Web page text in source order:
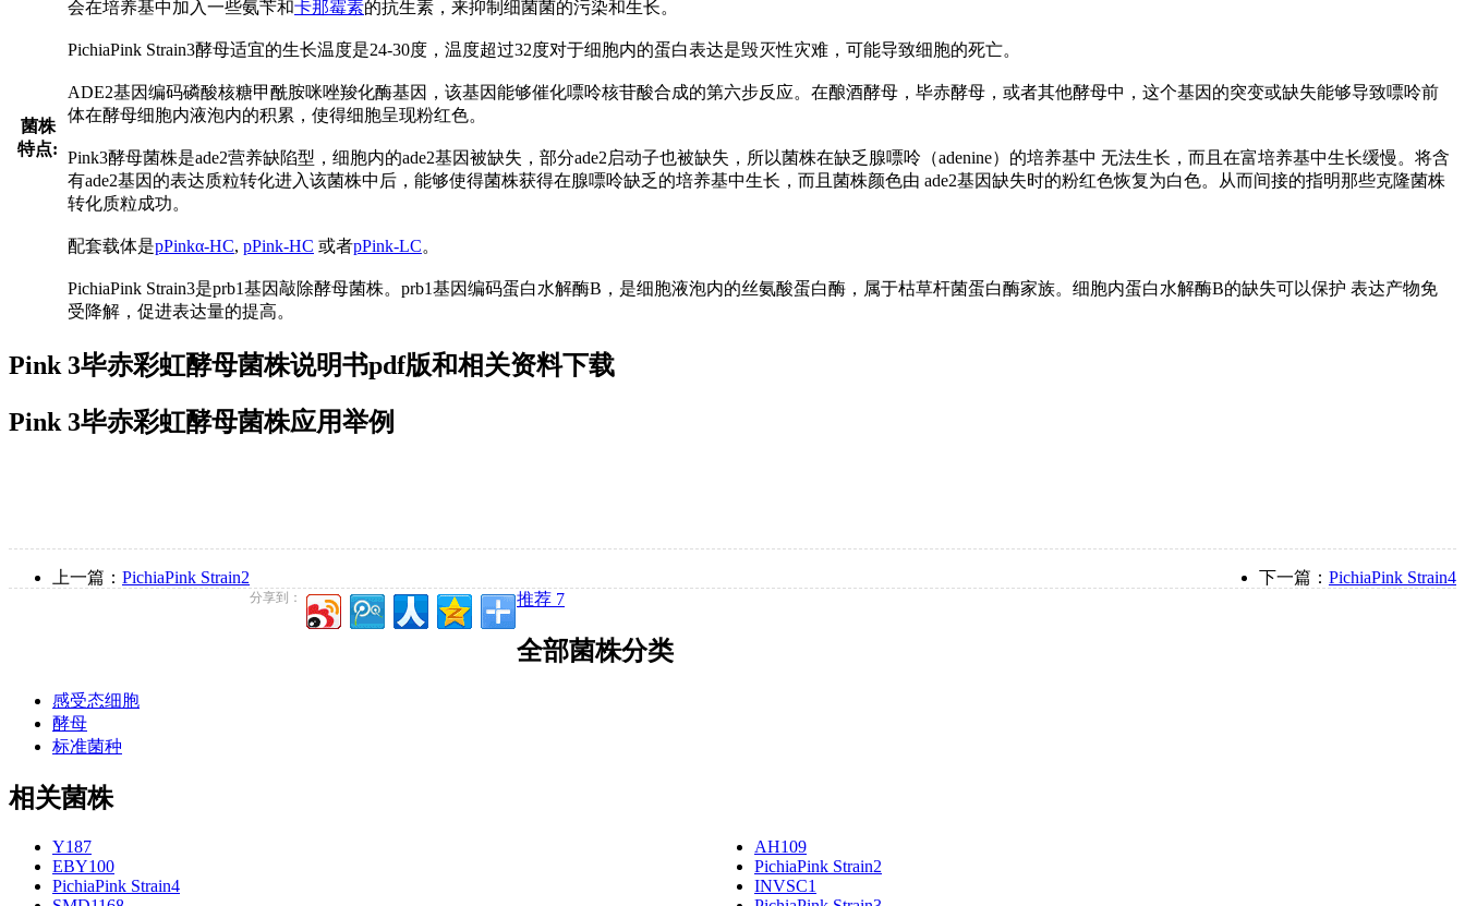
菌株
特点:
会在培养基中加入一些氨苄和卡那霉素的抗生素，来抑制细菌菌的污染和生长。
PichiaPink Strain3酵母适宜的生长温度是24-30度，温度超过32度对于细胞内的蛋白表达是毁灭性灾难，可能导致细胞的死亡。
ADE2基因编码磷酸核糖甲酰胺咪唑羧化酶基因，该基因能够催化嘌呤核苷酸合成的第六步反应。在酿酒酵母，毕赤酵母，或者其他酵母中，这个基因的突变或缺失能够导致嘌呤前
体在酵母细胞内液泡内的积累，使得细胞呈现粉红色。
Pink3酵母菌株是ade2营养缺陷型，细胞内的ade2基因被缺失，部分ade2启动子也被缺失，所以菌株在缺乏腺嘌呤（adenine）的培养基中 无法生长，而且在富培养基中生长缓慢。将含
有ade2基因的表达质粒转化进入该菌株中后，能够使得菌株获得在腺嘌呤缺乏的培养基中生长，而且菌株颜色由 ade2基因缺失时的粉红色恢复为白色。从而间接的指明那些克隆菌株
转化质粒成功。
配套载体是pPinkα-HC, pPink-HC 或者pPink-LC。
PichiaPink Strain3是prb1基因敲除酵母菌株。prb1基因编码蛋白水解酶B，是细胞液泡内的丝氨酸蛋白酶，属于枯草杆菌蛋白酶家族。细胞内蛋白水解酶B的缺失可以保护 表达产物免
受降解，促进表达量的提高。
Pink 3毕赤彩虹酵母菌株说明书pdf版和相关资料下载
Pink 3毕赤彩虹酵母菌株应用举例
上一篇： PichiaPink Strain2 下一篇： PichiaPink Strain4
分享到： 推荐 7
全部菌株分类
感受态细胞
酵母
标准菌种
相关菌株
Y187
AH109
EBY100
PichiaPink Strain2
PichiaPink Strain4
INVSC1